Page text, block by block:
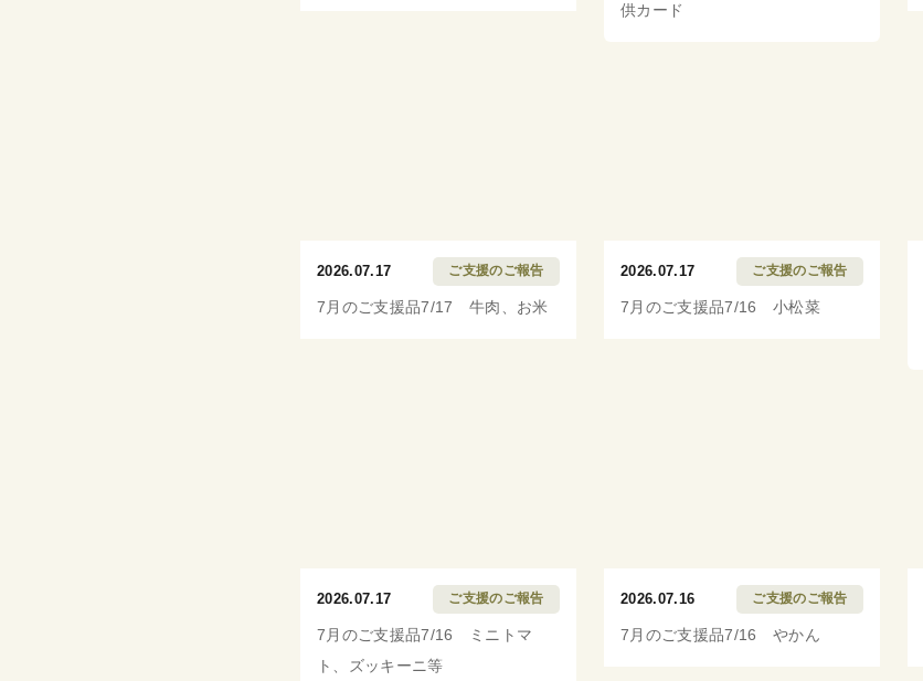
供カード
2026.07.17 ご支援のご報告
7月のご支援品7/17 牛肉、お米
2026.07.17 ご支援のご報告
7月のご支援品7/16 小松菜
2026.07.17 ご支援のご報告
7月のご支援品7/16 ミニトマ
ト、ズッキーニ等
2026.07.16 ご支援のご報告
7月のご支援品7/16 やかん